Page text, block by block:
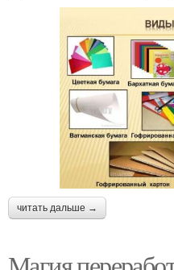
читать дальше →